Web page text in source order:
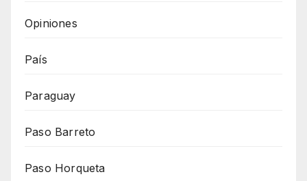
Opiniones
País
Paraguay
Paso Barreto
Paso Horqueta